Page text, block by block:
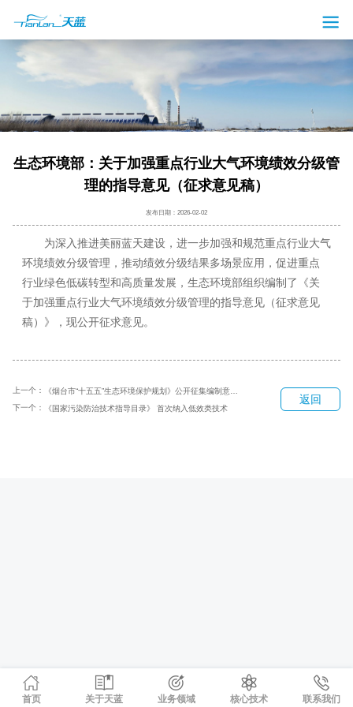
生态环境部：关于加强重点行业大气环境绩效分级管
理的指导意见（征求意见稿）
发布日期：2026-02-02
为深入推进美丽蓝天建设，进一步加强和规范重点行业大气
环境绩效分级管理，推动绩效分级结果多场景应用，促进重点
行业绿色低碳转型和高质量发展，生态环境部组织编制了《关
于加强重点行业大气环境绩效分级管理的指导意见（征求意见
稿）》，现公开征求意见。
上一个：
下一个：
《国家污染防治技术指导目录》 首次纳入低效类技术
返回
首页 关于天蓝 业务领域 核心技术 联系我们